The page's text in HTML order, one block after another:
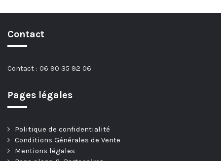
Contact
Contact : 06 90 35 92 06
Pages légales
Politique de confidentialité
Conditions Générales de Vente
Mentions légales